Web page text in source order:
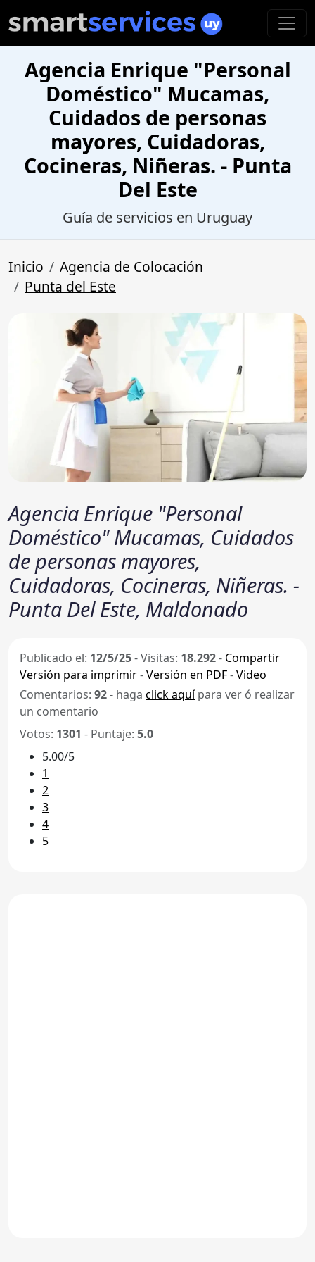
Agencia Enrique "Personal
Doméstico" Mucamas,
Cuidados de personas
mayores, Cuidadoras,
Cocineras, Niñeras. - Punta
Del Este
Guía de servicios en Uruguay
Inicio
Agencia de Colocación
Punta del Este
Agencia Enrique "Personal
Doméstico" Mucamas, Cuidados
de personas mayores,
Cuidadoras, Cocineras, Niñeras. -
Punta Del Este, Maldonado
Publicado el: 12/5/25-Visitas: 18.292- Compartir
Versión para imprimir-Versión en PDF-Video
Comentarios: 92- haga click aquípara ver ó realizar
un comentario
Votos: 1301 - Puntaje: 5.0
5.00/5
1
2
3
4
5